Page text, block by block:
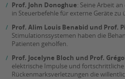
Prof. John Donoghue: Seine Arbeit
in Steuerbefehle für externe Geräte
Prof. Alim Louis Benabid und Prof.
Stimulationssystemen haben die
Patienten geholfen.
Prof. Jocelyne Bloch und Prof.
elektrische Impulse und
Rückenmarksverletzungen die